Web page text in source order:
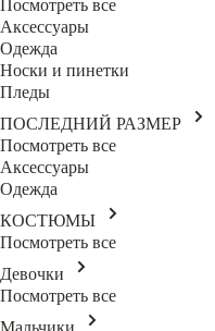
Посмотреть все
Аксессуары
Одежда
Носки и пинетки
Пледы
ПОСЛЕДНИЙ РАЗМЕР
Посмотреть все
Аксессуары
Одежда
КОСТЮМЫ
Посмотреть все
Девочки
Посмотреть все
Мальчики